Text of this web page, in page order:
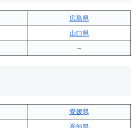
広島県
山口県
–
愛媛県